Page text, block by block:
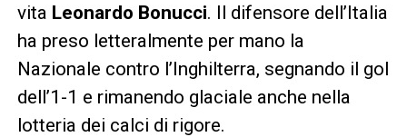
vita Leonardo Bonucci. Il difensore dell’Italia
ha preso letteralmente per mano la
Nazionale contro l’Inghilterra, segnando il gol
dell’1-1 e rimanendo glaciale anche nella
lotteria dei calci di rigore.